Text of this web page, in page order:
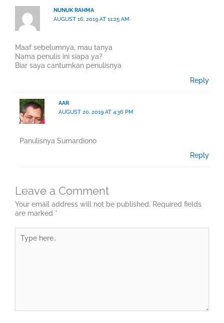
NUNUK RAHMA
AUGUST 16, 2019 AT 11:25 AM
Maaf sebelumnya, mau tanya
Nama penulis ini siapa ya?
Biar saya cantumkan penulisnya
Reply
AAR
AUGUST 20, 2019 AT 4:36 PM
Panulisnya Sumardiono
Reply
Leave a Comment
Your email address will not be published. Required fields
are marked *
here..